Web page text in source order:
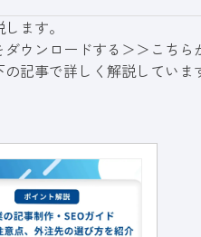
ます。
ウンロードする＞＞ こちら
記事で詳しく解説していま